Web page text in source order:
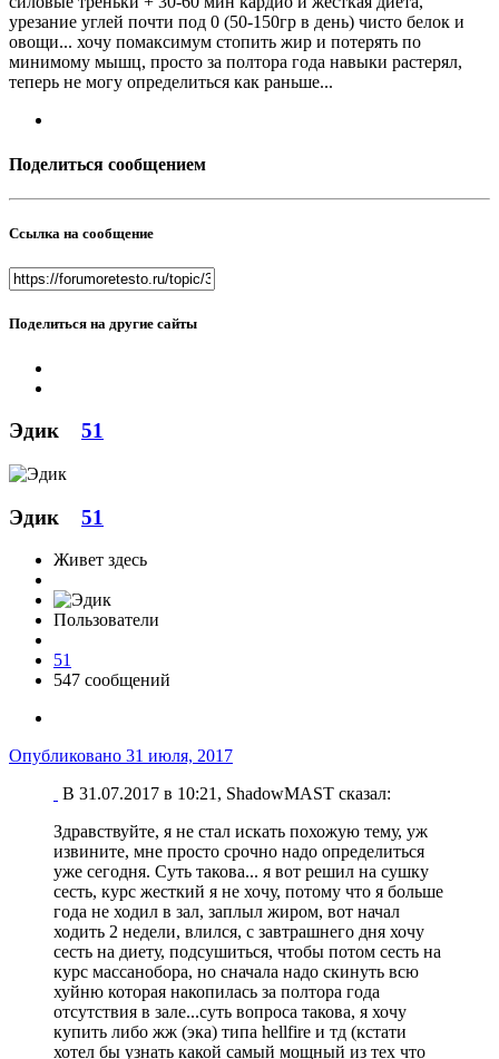
урезание углей почти под 0 (50-150гр в день) чисто белок и
овощи... хочу помаксимум стопить жир и потерять по
минимому мышц, просто за полтора года навыки растерял,
теперь не могу определиться как раньше...
Поделиться сообщением
Ссылка на сообщение
Поделиться на другие сайты
Эдик 51
Эдик 51
Живет здесь
Пользователи
51
547 сообщений
Опубликовано 31 июля, 2017
В 31.07.2017 в 10:21, ShadowMAST сказал:
Здравствуйте, я не стал искать похожую тему, уж
извините, мне просто срочно надо определиться
уже сегодня. Суть такова... я вот решил на сушку
сесть, курс жесткий я не хочу, потому что я больше
года не ходил в зал, заплыл жиром, вот начал
ходить 2 недели, влился, с завтрашнего дня хочу
сесть на диету, подсушиться, чтобы потом сесть на
курс массанобора, но сначала надо скинуть всю
хуйню которая накопилась за полтора года
отсутствия в зале...суть вопроса такова, я хочу
купить либо жж (эка) типа hellfire и тд (кстати
хотел бы узнать какой самый мощный из тех что